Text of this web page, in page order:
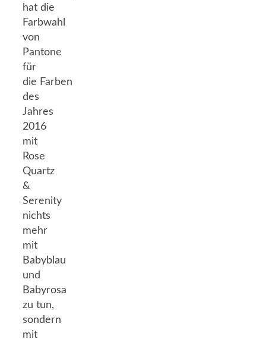
hat die
Farbwahl
von
Pantone
für
die Farben
des
Jahres
2016
mit
Rose
Quartz
&
Serenity
nichts
mehr
mit
Babyblau
und
Babyrosa
zu tun,
sondern
mit